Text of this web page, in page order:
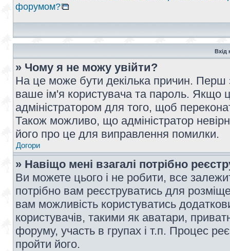
форумом?
Вхід
» Чому я не можу увійти?
На це може бути декілька причин. Перш
ваше ім'я користувача та пароль. Якщо
адміністратором для того, щоб
Також можливо, що адміністратор
його про це для виправлення помилки.
Догори
» Навіщо мені взагалі потрібно
Ви можете цього і не робити, все
потрібно вам реєструватись для
вам можливість користуватись
користувачів, такими як аватари,
форуму, участь в групах і т.п. Процес
пройти його.